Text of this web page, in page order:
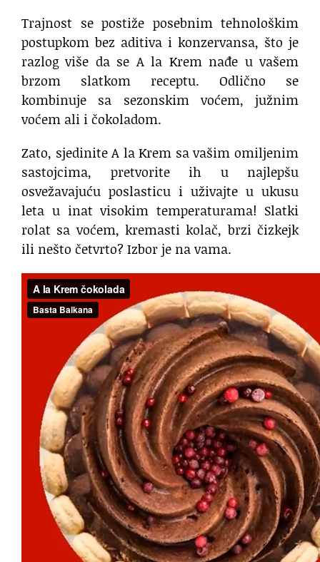
Trajnost se postiže posebnim tehnološkim
postupkom bez aditiva i konzervansa, što je
razlog više da se A la Krem nađe u vašem
brzom slatkom receptu. Odlično se
kombinuje sa sezonskim voćem, južnim
voćem ali i čokoladom.
Zato, sjedinite A la Krem sa vašim omiljenim
sastojcima, pretvorite ih u najlepšu
osvežavajuću poslasticu i uživajte u ukusu
leta u inat visokim temperaturama! Slatki
rolat sa voćem, kremasti kolač, brzi čizkejk
ili nešto četvrto? Izbor je na vama.